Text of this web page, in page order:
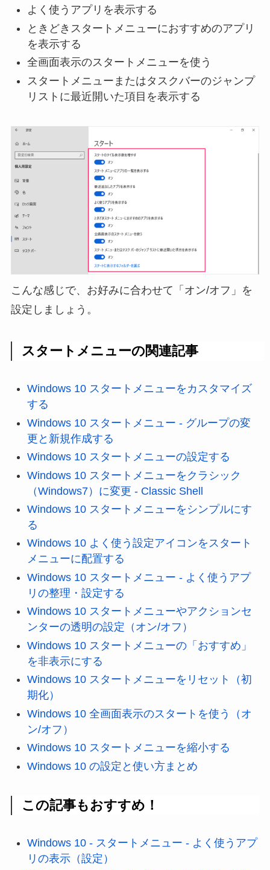
よく使うアプリを表示する
ときどきスタートメニューにおすすめのアプリ
を表示する
全画面表示のスタートメニューを使う
スタートメニューまたはタスクバーのジャンプ
リストに最近開いた項目を表示する
こんな感じで、お好みに合わせて「オン/オフ」を
設定しましょう。
スタートメニューの関連記事
Windows 10 スタートメニューをカスタマイズ
する
Windows 10 スタートメニュー - グループの変
更と新規作成する
Windows 10 スタートメニューの設定する
Windows 10 スタートメニューをクラシック
（Windows7）に変更 - Classic Shell
Windows 10 スタートメニューをシンプルにす
る
Windows 10 よく使う設定アイコンをスタート
メニューに配置する
Windows 10 スタートメニュー - よく使うアプ
リの整理・設定する
Windows 10 スタートメニューやアクションセ
ンターの透明の設定（オン/オフ）
Windows 10 スタートメニューの「おすすめ」
を非表示にする
Windows 10 スタートメニューをリセット（初
期化）
Windows 10 全画面表示のスタートを使う（オ
ン/オフ）
Windows 10 スタートメニューを縮小する
Windows 10 の設定と使い方まとめ
この記事もおすすめ！
Windows 10 - スタートメニュー - よく使うアプ
リの表示（設定）